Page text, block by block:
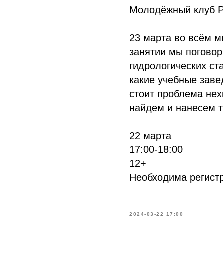
Молодёжный клуб
23 марта во всём
занятии мы
гидрологических
какие учебные
стоит проблема
найдем и нанесем
22 марта
17:00-18:00
12+
Необходима
2024-03-22 17:00